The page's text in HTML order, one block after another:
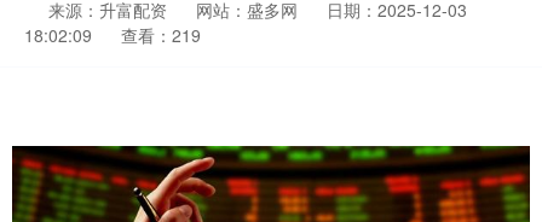
来源：升富配资 网站：盛多网
日期：2025-12-03
18:02:09
查看：219